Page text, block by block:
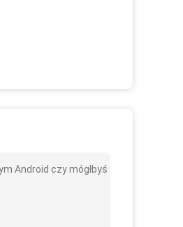
Android czy mógłbyś